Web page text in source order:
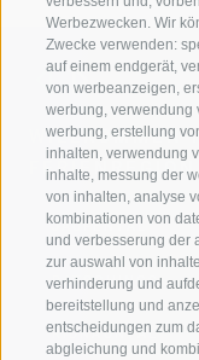
Werbezwecken. Wir
Zwecke verwenden:
auf einem endgerät,
von werbeanzeigen,
werbung, verwendung
werbung, erstellung
inhalten, verwendung
inhalte, messung der
von inhalten, analyse
kombinationen von
und verbesserung der
zur auswahl von
verhinderung und
bereitstellung und
entscheidungen zum
abgleichung und
WILLKOMMEN
JAUFENTAL
RATSCHINGS
RIDNAUNTAL